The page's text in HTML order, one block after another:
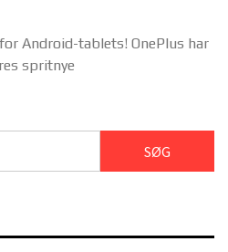
Android-tablets! OnePlus har
spritnye